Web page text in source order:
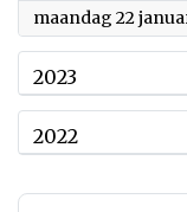
maandag 22
2023
2022